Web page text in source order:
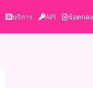
บริการ API ข้อตกลง